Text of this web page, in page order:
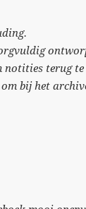
notities terug te
bij het